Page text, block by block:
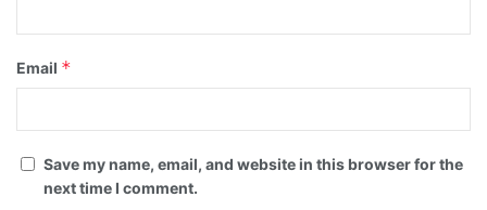
Email *
Save my name, email, and website in this browser for the
next time I comment.